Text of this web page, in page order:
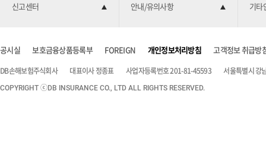
신고센터 안내/유의사항 기타
공시실 보호금융상품등록부 FOREIGN 개인정보처리방침 고객정보 취급방
DB손해보험주식회사 대표이사 정종표 사업자등록번호 201-81-45593 서울특별시 강
COPYRIGHT ⓒDB INSURANCE CO., LTD ALL RIGHTS RESERVED.